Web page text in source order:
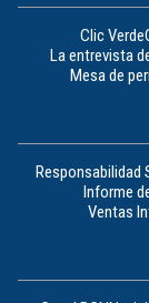
Clic Verde
La entrevista
Mesa de
Responsabilidad
Informe
Ventas